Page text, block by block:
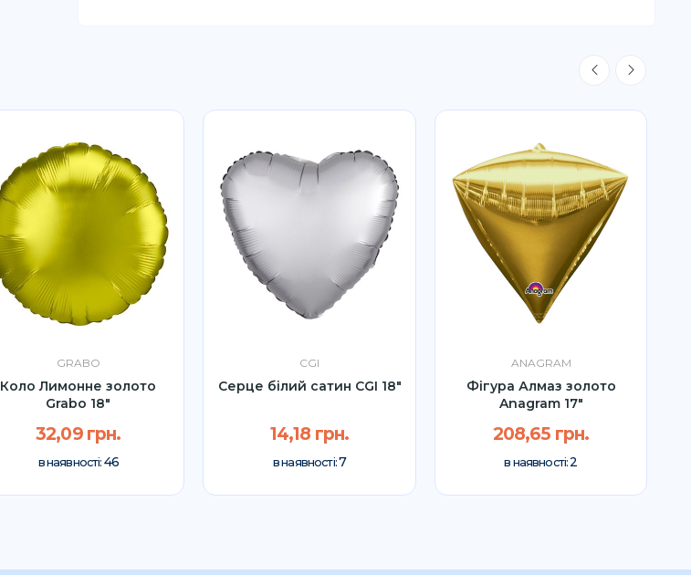
GRABO
Коло Лимонне золото
Grabo 18"
32,09 грн.
в наявності: 46
CGI
Серце білий сатин CGI 18"
14,18 грн.
в наявності:7
ANAGRAM
Фігура Алмаз золото
Anagram 17"
208,65 грн.
в наявності:2